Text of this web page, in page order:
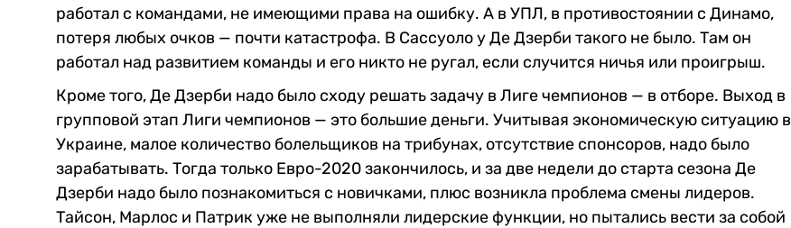
работал с командами, не имеющими права на ошибку. А в УПЛ, в противостоянии с Динамо,
потеря любых очков — почти катастрофа. В Сассуоло у Де Дзерби такого не было. Там он
работал над развитием команды и его никто не ругал, если случится ничья или проигрыш.
Кроме того, Де Дзерби надо было сходу решать задачу в Лиге чемпионов — в отборе. Выход в
групповой этап Лиги чемпионов — это большие деньги. Учитывая экономическую ситуацию в
Украине, малое количество болельщиков на трибунах, отсутствие спонсоров, надо было
зарабатывать. Тогда только Евро-2020 закончилось, и за две недели до старта сезона Де
Дзерби надо было познакомиться с новичками, плюс возникла проблема смены лидеров.
Тайсон, Марлос и Патрик уже не выполняли лидерские функции, но пытались вести за собой